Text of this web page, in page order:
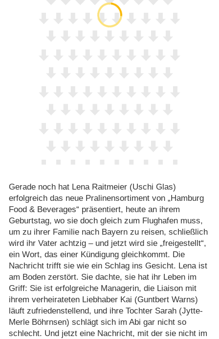
Gerade noch hat Lena Raitmeier (Uschi Glas)
erfolgreich das neue Pralinensortiment von „Hamburg
Food & Beverages“ präsentiert, heute an ihrem
Geburtstag, wo sie doch gleich zum Flughafen muss,
um zu ihrer Familie nach Bayern zu reisen, schließlich
wird ihr Vater achtzig – und jetzt wird sie „freigestellt“,
ein Wort, das einer Kündigung gleichkommt. Die
Nachricht trifft sie wie ein Schlag ins Gesicht. Lena ist
am Boden zerstört. Sie dachte, sie hat ihr Leben im
Griff: Sie ist erfolgreiche Managerin, die Liaison mit
ihrem verheirateten Liebhaber Kai (Guntbert Warns)
läuft zufriedenstellend, und ihre Tochter Sarah (Jytte-
Merle Böhrnsen) schlägt sich im Abi gar nicht so
schlecht. Und jetzt eine Nachricht, mit der sie nicht im